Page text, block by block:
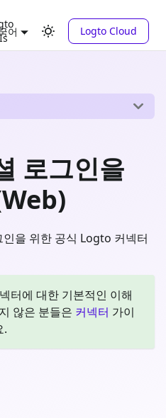
어 Logto Cloud
로그인을
을 위한 공식 Logto 커넥터
터에 대한 기본적인 이해
않은 분들은 커넥터 가이
.